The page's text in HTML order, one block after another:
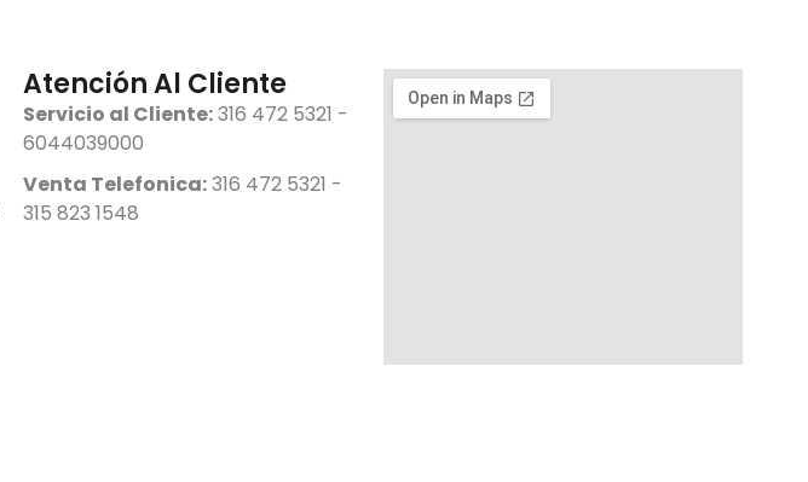
Atención Al Cliente
Servicio al Cliente:316 472 5321 -
6044039000
Venta Telefonica:316 472 5321 -
315 823 1548